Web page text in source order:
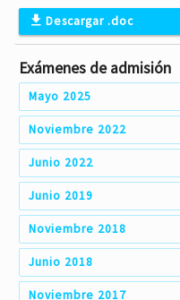
Descargar .doc
Exámenes de admisión
Mayo 2025
Noviembre 2022
Junio 2022
Junio 2019
Noviembre 2018
Junio 2018
Noviembre 2017